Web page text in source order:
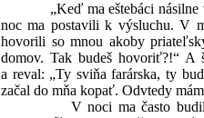
„Keď ma eštebáci násilne
noc ma postavili k výsluchu. V
hovorili so mnou akoby
domov. Tak budeš hovoriť?!“
a reval: „Ty sviňa farárska, ty
začal do mňa kopať. Odvtedy
V noci ma často budili,